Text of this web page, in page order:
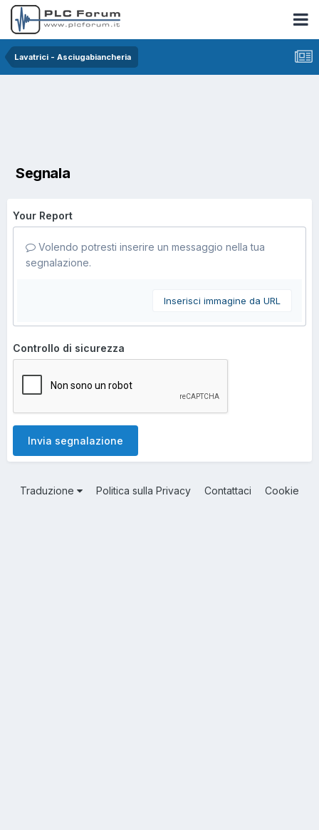
Lavatrici - Asciugabiancheria
Segnala
Your Report
Volendo potresti inserire un messaggio nella tua
segnalazione.
Inserisci immagine da URL
Controllo di sicurezza
Invia segnalazione
Traduzione Politica sulla Privacy Contattaci Cookie